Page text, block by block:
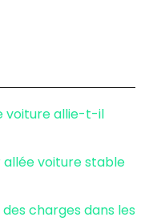
voiture allie-t-il
allée voiture stable
charges dans les